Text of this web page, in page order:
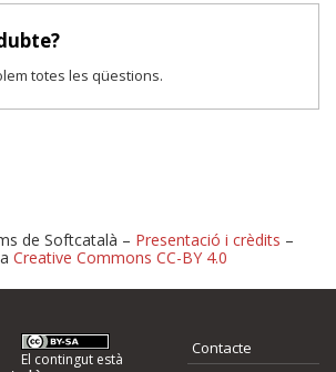
totes les qüestions.
nos millores o
de Softcatalà – Presentació i crèdits –
Creative Commons CC-BY 4.0
El contingut està
Contacte